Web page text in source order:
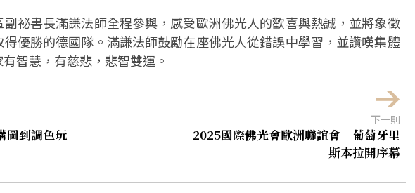
祕書長滿謙法師全程參與，感受歐洲佛光人的歡喜與熱誠，並將象徵
得優勝的德國隊。滿謙法師鼓勵在座佛光人從錯誤中學習，並讚嘆集體
智慧，有慈悲，悲智雙運。
圖到調色玩
下一則
2025國際佛光會歐洲聯誼會 葡萄牙里
斯本拉開序幕